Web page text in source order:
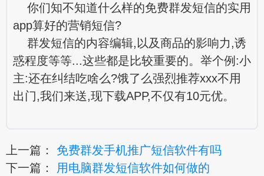
你们知不知道什么样的免费群发短信的实用
app算好的营销短信?
群发短信的内容编辑,以及商品的影响力,诱
惑程度等等...这些都是比较重要的。举个例:小
主:还在纠结吃啥么?饿了么强烈推荐xxx不用
出门,我们来送,现下载APP,不仅有10元优。
上一篇： 免费群发手机推广短信软件有吗
下一篇： 用电脑群发短信软件如何做的